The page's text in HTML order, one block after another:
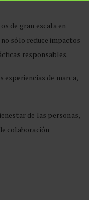
de gran escala en
sólo reduce impactos
responsables.
experiencias de marca,
de las personas,
colaboración